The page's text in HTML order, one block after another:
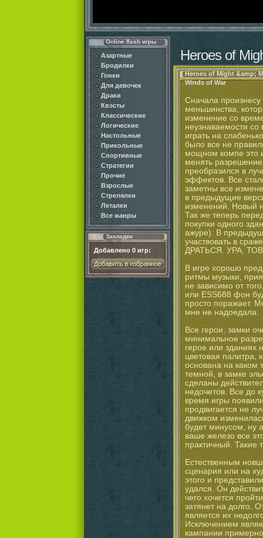
Online flash игры
Азартные
Бродилки
Гонки
Для девочек
Драки
Квэсты
Классические
Логические
Настольные
Прикольные
Спортивные
Стратегии
Прочие
Взрослые
Стрелялки
Леталки
Все жанры
Закладки
Добавлено 0 игр:
Heroes of
Heroes of Might &amp;
Winds of War
Сначала произнесу
меньшинства,
изменение со
неузнаваемости
играть на
было все не
мощном компе это
менять
преобразился в
эффектов. Все
заметны все
в предыдущие
изменений. Новый
Так же теперь
покупки одного
ажуре). В
участвовать в
ДРАТЬСЯ. УРА,
В игре хорошо
ритмы музыки,
не зависимо от
или ESS688 фон
просто поражает.
мне не надоедала.
Все герои, замки
минимальное
герое или зданиях
цветовая палитра,
основана на каком
темной, в замке
сделаны
недочетов. Все до
время игры
продвигается не
движком
будет минусом, ну
ваше железо все
практичный. Такие
Естественным
сценария или на
этого и
удался. Он
чего хочется
затянет на долго.
является их
Исключением
кампании